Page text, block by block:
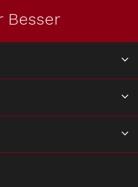
Besser